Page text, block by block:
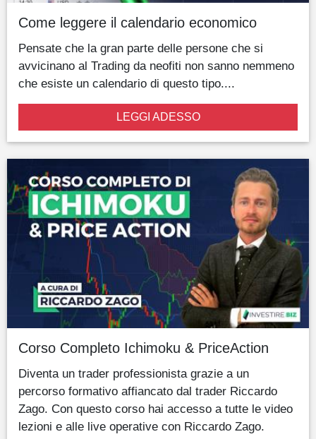
Come leggere il calendario economico
Pensate che la gran parte delle persone che si
avvicinano al Trading da neofiti non sanno nemmeno
che esiste un calendario di questo tipo....
LEGGI ADESSO
Corso Completo Ichimoku & PriceAction
Diventa un trader professionista grazie a un
percorso formativo affiancato dal trader Riccardo
Zago. Con questo corso hai accesso a tutte le video
lezioni e alle live operative con Riccardo Zago.